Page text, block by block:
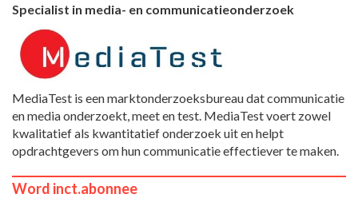
Specialist in media- en communicatieonderzoek
MediaTest is een marktonderzoeksbureau dat communicatie
en media onderzoekt, meet en test. MediaTest voert zowel
kwalitatief als kwantitatief onderzoek uit en helpt
opdrachtgevers om hun communicatie effectiever te maken.
Word inct.abonnee